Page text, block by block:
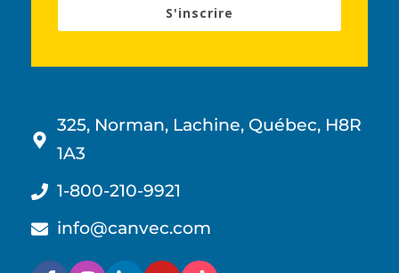
S'inscrire
325, Norman, Lachine, Québec, H8R
1A3
1-800-210-9921
info@canvec.com